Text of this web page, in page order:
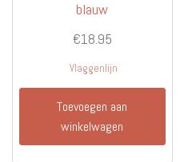
blauw
€18.95
Vlaggenlijn
Toevoegen aan
winkelwagen